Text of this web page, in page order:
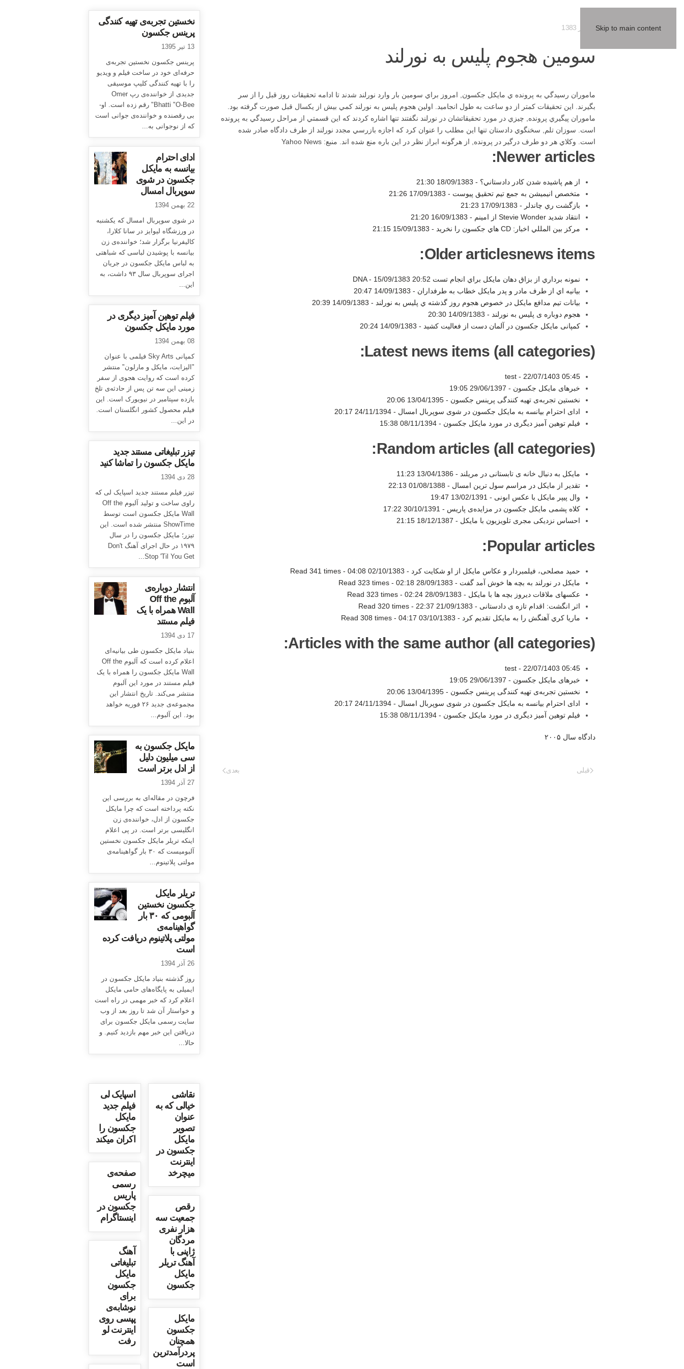
Skip to main content
سومين هجوم پليس به نورلند
ماموران رسيدگي به پرونده ي مايكل جكسون, امروز براي سومين بار وارد نورلند شدند تا ادامه تحقيقات روز قبل را از سر
بگيرند. اين تحقيقات كمتر از دو ساعت به طول انجاميد. اولين هجوم پليس به نورلند كمي بيش از يكسال قبل صورت گرفته بود.
ماموران پيگيري پرونده, چيزي در مورد تحقيقاتشان در نورلند نگفتند تنها اشاره كردند كه اين قسمتي از مراحل رسيدگي به پرونده
است. سوزان تلم, سخنگوي دادستان تنها اين مطلب را عنوان كرد كه اجازه بازرسي مجدد نورلند از طرف دادگاه صادر شده
است. وكلاي هر دو طرف درگير در پرونده, از هرگونه ابراز نظر در اين باره منع شده اند. منبع: Yahoo News
Newer articles:
از هم پاشيده شدن كادر دادستاني؟ - 18/09/1383 21:30
متخصص انيميشن به جمع تيم تحقيق پيوست - 17/09/1383 21:26
بازگشت ري چاندلر - 17/09/1383 21:23
انتقاد شديد Stevie Wonder از امينم -
16/09/1383 21:20
مركز بين المللي اخبار: CD هاي جكسون را نخريد -
15/09/1383 21:15
Older articlesnews items:
نمونه برداري از بزاق دهان مايكل براي انجام تست DNA - 15/09/1383 20:52
بيانيه اي از طرف مادر و پدر مايكل خطاب به طرفداران - 14/09/1383 20:47
بيانات تيم مدافع مايكل در خصوص هجوم روز گذشته ي پليس به نورلند - 14/09/1383 20:39
هجوم دوباره ی پلیس به نورلند - 14/09/1383 20:30
کمپانی مایکل جکسون در آلمان دست از فعالیت کشید - 14/09/1383 20:24
Latest news items (all categories):
test - 22/07/1403 05:45
خبرهای مایکل جکسون - 29/06/1397 19:05
نخستین تجربه‌ی تهیه کنندگی پرینس جکسون -13/04/1395 20:06
ادای احترام بیانسه به مایکل جکسون در شوی سوپربال امسال -24/11/1394 20:17
فیلم توهین آمیز دیگری در مورد مایکل جکسون -08/11/1394 15:38
Random articles (all categories):
مایکل به دنبال خانه ی تابستانی در مریلند - 13/04/1386 11:23
تقدیر از مایکل در مراسم سول ترین امسال - 01/08/1388 22:13
وال پیپر مایکل با عکس ابونی - 13/02/1391 19:47
کلاه پشمی مایکل جکسون در مزایده‌ی پاریس - 30/10/1391 17:22
احساس نزدیکی مجری تلویزیون با مایکل - 18/12/1387 21:15
Popular articles:
حمید مصلحی، فیلمبردار و عکاس مایکل از او شکایت کرد - 02/10/1383 04:08
-
Read 341 times
مايكل در نورلند به بچه ها خوش آمد گفت - 28/09/1383 02:18
-
Read 323 times
عکسهای ملاقات دیروز بچه ها با مایکل - 28/09/1383 02:24
-
Read 323 times
اثر انگشت: اقدام تازه ی دادستانی - 21/09/1383 22:37
-
Read 320 times
ماريا كري آهنگش را به مايكل تقديم كرد - 03/10/1383 04:17
-
Read 308 times
Articles with the same author (all categories):
test - 22/07/1403 05:45
خبرهای مایکل جکسون - 29/06/1397 19:05
نخستین تجربه‌ی تهیه کنندگی پرینس جکسون -13/04/1395 20:06
ادای احترام بیانسه به مایکل جکسون در شوی سوپربال امسال -24/11/1394 20:17
فیلم توهین آمیز دیگری در مورد مایکل جکسون -08/11/1394 15:38
دادگاه سال ۲۰۰۵
قبلی بعدی
نخستین تجربه‌ی تهیه کنندگی
پرینس جکسون
13 تیر 1395
پرینس جکسون نخستین تجربه‌ی
حرفه‌ای خود در ساخت فیلم و ویدیو
را با تهیه کنندگی کلیپ موسیقی
جدیدی از خواننده‌ی رپ Omer
Bhatti "O-Bee" رقم زده است. او-
بی رقصنده و خواننده‌ی جوانی است
که از نوجوانی به...
ادای احترام
بیانسه به مایکل
جکسون در شوی
سوپربال امسال
22 بهمن 1394
در شوی سوپربال امسال که یکشنبه
در ورزشگاه لیوایز در سانا کلارا،
کالیفرنیا برگزار شد؛ خواننده‌ی زن
بیانسه با پوشیدن لباسی که شباهتی
به لباس مایکل جکسون در جریان
اجرای سوپربال سال ۹۳ داشت، به
این...
فیلم توهین آمیز دیگری در
مورد مایکل جکسون
08 بهمن 1394
کمپانی Sky Arts فیلمی با عنوان
"الیزابت، مایکل و مارلون" منتشر
کرده است که روایت هجوی از سفر
زمینی این سه تن پس از حادثه‌ی تلخ
یازده سپتامبر در نیویورک است. این
فیلم محصول کشور انگلستان است.
در این...
تیزر تبلیغاتی مستند جدید
مایکل جکسون را تماشا کنید
28 دی 1394
تیزر فیلم مستند جدید اسپایک لی که
راوی ساخت و تولید آلبوم Off the
Wall مایکل جکسون است توسط
ShowTime منتشر شده است. این
تیزر؛ مایکل جکسون را در سال
۱۹۷۹ در حال اجرای آهنگ Don't
Stop 'Til You Get...
انتشار دوباره‌ی
آلبوم Off the
Wall همراه با یک
فیلم مستند
17 دی 1394
بنیاد مایکل جکسون طی بیانیه‌ای
اعلام کرده است که آلبوم Off the
Wall مایکل جکسون را همراه با یک
فیلم مستند در مورد این آلبوم
منتشر می‌کند. تاریخ انتشار این
مجموعه‌ی جدید ۲۶ فوریه خواهد
بود. این آلبوم...
مایکل جکسون به
سی میلیون دلیل
از ادل برتر است
27 آذر 1394
فرچون در مقاله‌ای به بررسی این
نکته پرداخته است که چرا مایکل
جکسون از ادل، خواننده‌ی زن
انگلیسی برتر است. در پی اعلام
اینکه تریلر مایکل جکسون نخستین
آلبومیست که ۳۰ بار گواهینامه‌ی
مولتی پلاتینوم...
تریلر مایکل
جکسون نخستین
آلبومی که ۳۰ بار
گواهینامه‌ی
مولتی پلاتینوم دریافت کرده
است
26 آذر 1394
روز گذشته بنیاد مایکل جکسون در
ایمیلی به پایگاه‌های حامی مایکل
اعلام کرد که خبر مهمی در راه است
و خواستار آن شد تا روز بعد از وب
سایت رسمی مایکل جکسون برای
دریافتن این خبر مهم بازدید کنیم. و
حالا...
اسپایک لی
فیلم جدید
مایکل
جکسون را
اکران میکند
نقاشی
خیالی که به
عنوان
تصویر
مایکل
جکسون در
اینترنت
میچرخد
صفحه‌ی
رسمی
پاریس
جکسون در
اینستاگرام
رقص
جمعیت سه
هزار نفری
مردگان
ژاپنی با
آهنگ تریلر
مایکل
جکسون
آهنگ
تبلیغاتی
مایکل
جکسون
برای
نوشابه‌ی
پپسی روی
اینترنت لو
رفت
مایکل
جکسون
همچنان
پردرآمدترین
است